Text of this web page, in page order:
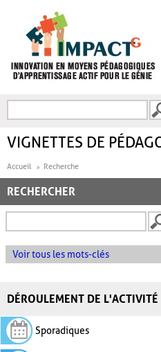
FORMULAIRE DE
VIGNETTES DE
Accueil Recherche
RECHERCHER
Voir tous les mots-clés
DÉROULEMENT DE L'ACTIVITÉ
Sporadiques